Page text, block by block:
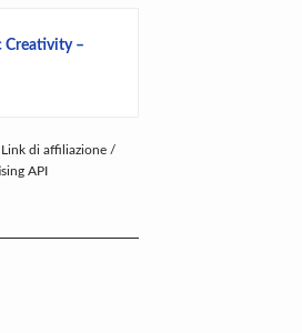
Creativity –
di affiliazione /
API